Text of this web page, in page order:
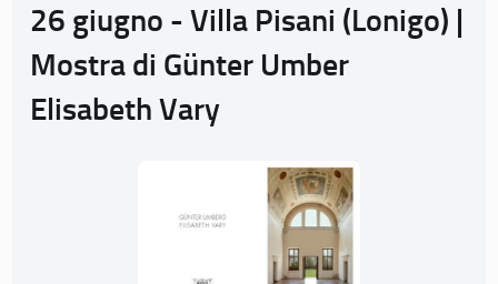
26 giugno - Villa Pisani (Lonigo) |
Mostra di Günter Umber
Elisabeth Vary